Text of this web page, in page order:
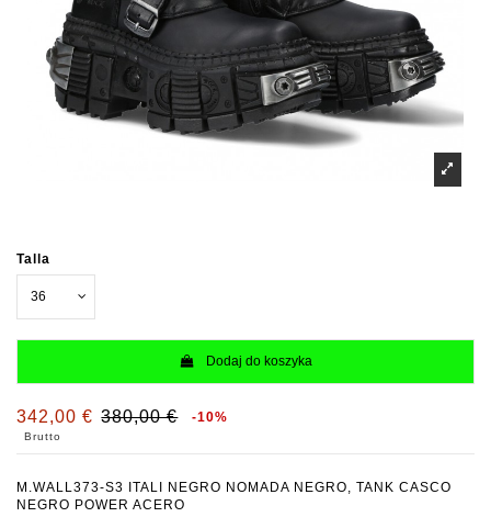
Talla
Dodaj do koszyka
342,00 € 380,00 € -10%
Brutto
M.WALL373-S3 ITALI NEGRO NOMADA NEGRO, TANK CASCO
NEGRO POWER ACERO